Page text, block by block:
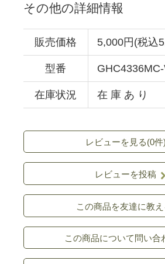
その他の詳細情報
販売価格 5,000円(税込
型番
在庫状況 在 庫 あ り
レビューを見る(0件)
レビューを投稿
この商品を友達に教え
この商品について問い合